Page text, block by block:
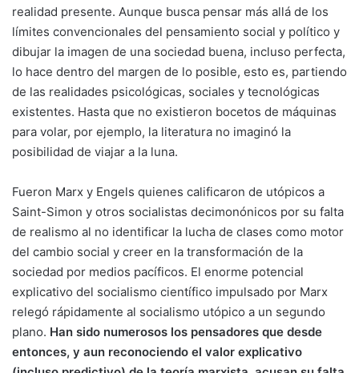
realidad presente. Aunque busca pensar más allá de los
límites convencionales del pensamiento social y político y
dibujar la imagen de una sociedad buena, incluso perfecta,
lo hace dentro del margen de lo posible, esto es, partiendo
de las realidades psicológicas, sociales y tecnológicas
existentes. Hasta que no existieron bocetos de máquinas
para volar, por ejemplo, la literatura no imaginó la
posibilidad de viajar a la luna.
Fueron Marx y Engels quienes calificaron de utópicos a
Saint-Simon y otros socialistas decimonónicos por su falta
de realismo al no identificar la lucha de clases como motor
del cambio social y creer en la transformación de la
sociedad por medios pacíficos. El enorme potencial
explicativo del socialismo científico impulsado por Marx
relegó rápidamente al socialismo utópico a un segundo
plano. Han sido numerosos los pensadores que desde
entonces, y aun reconociendo el valor explicativo